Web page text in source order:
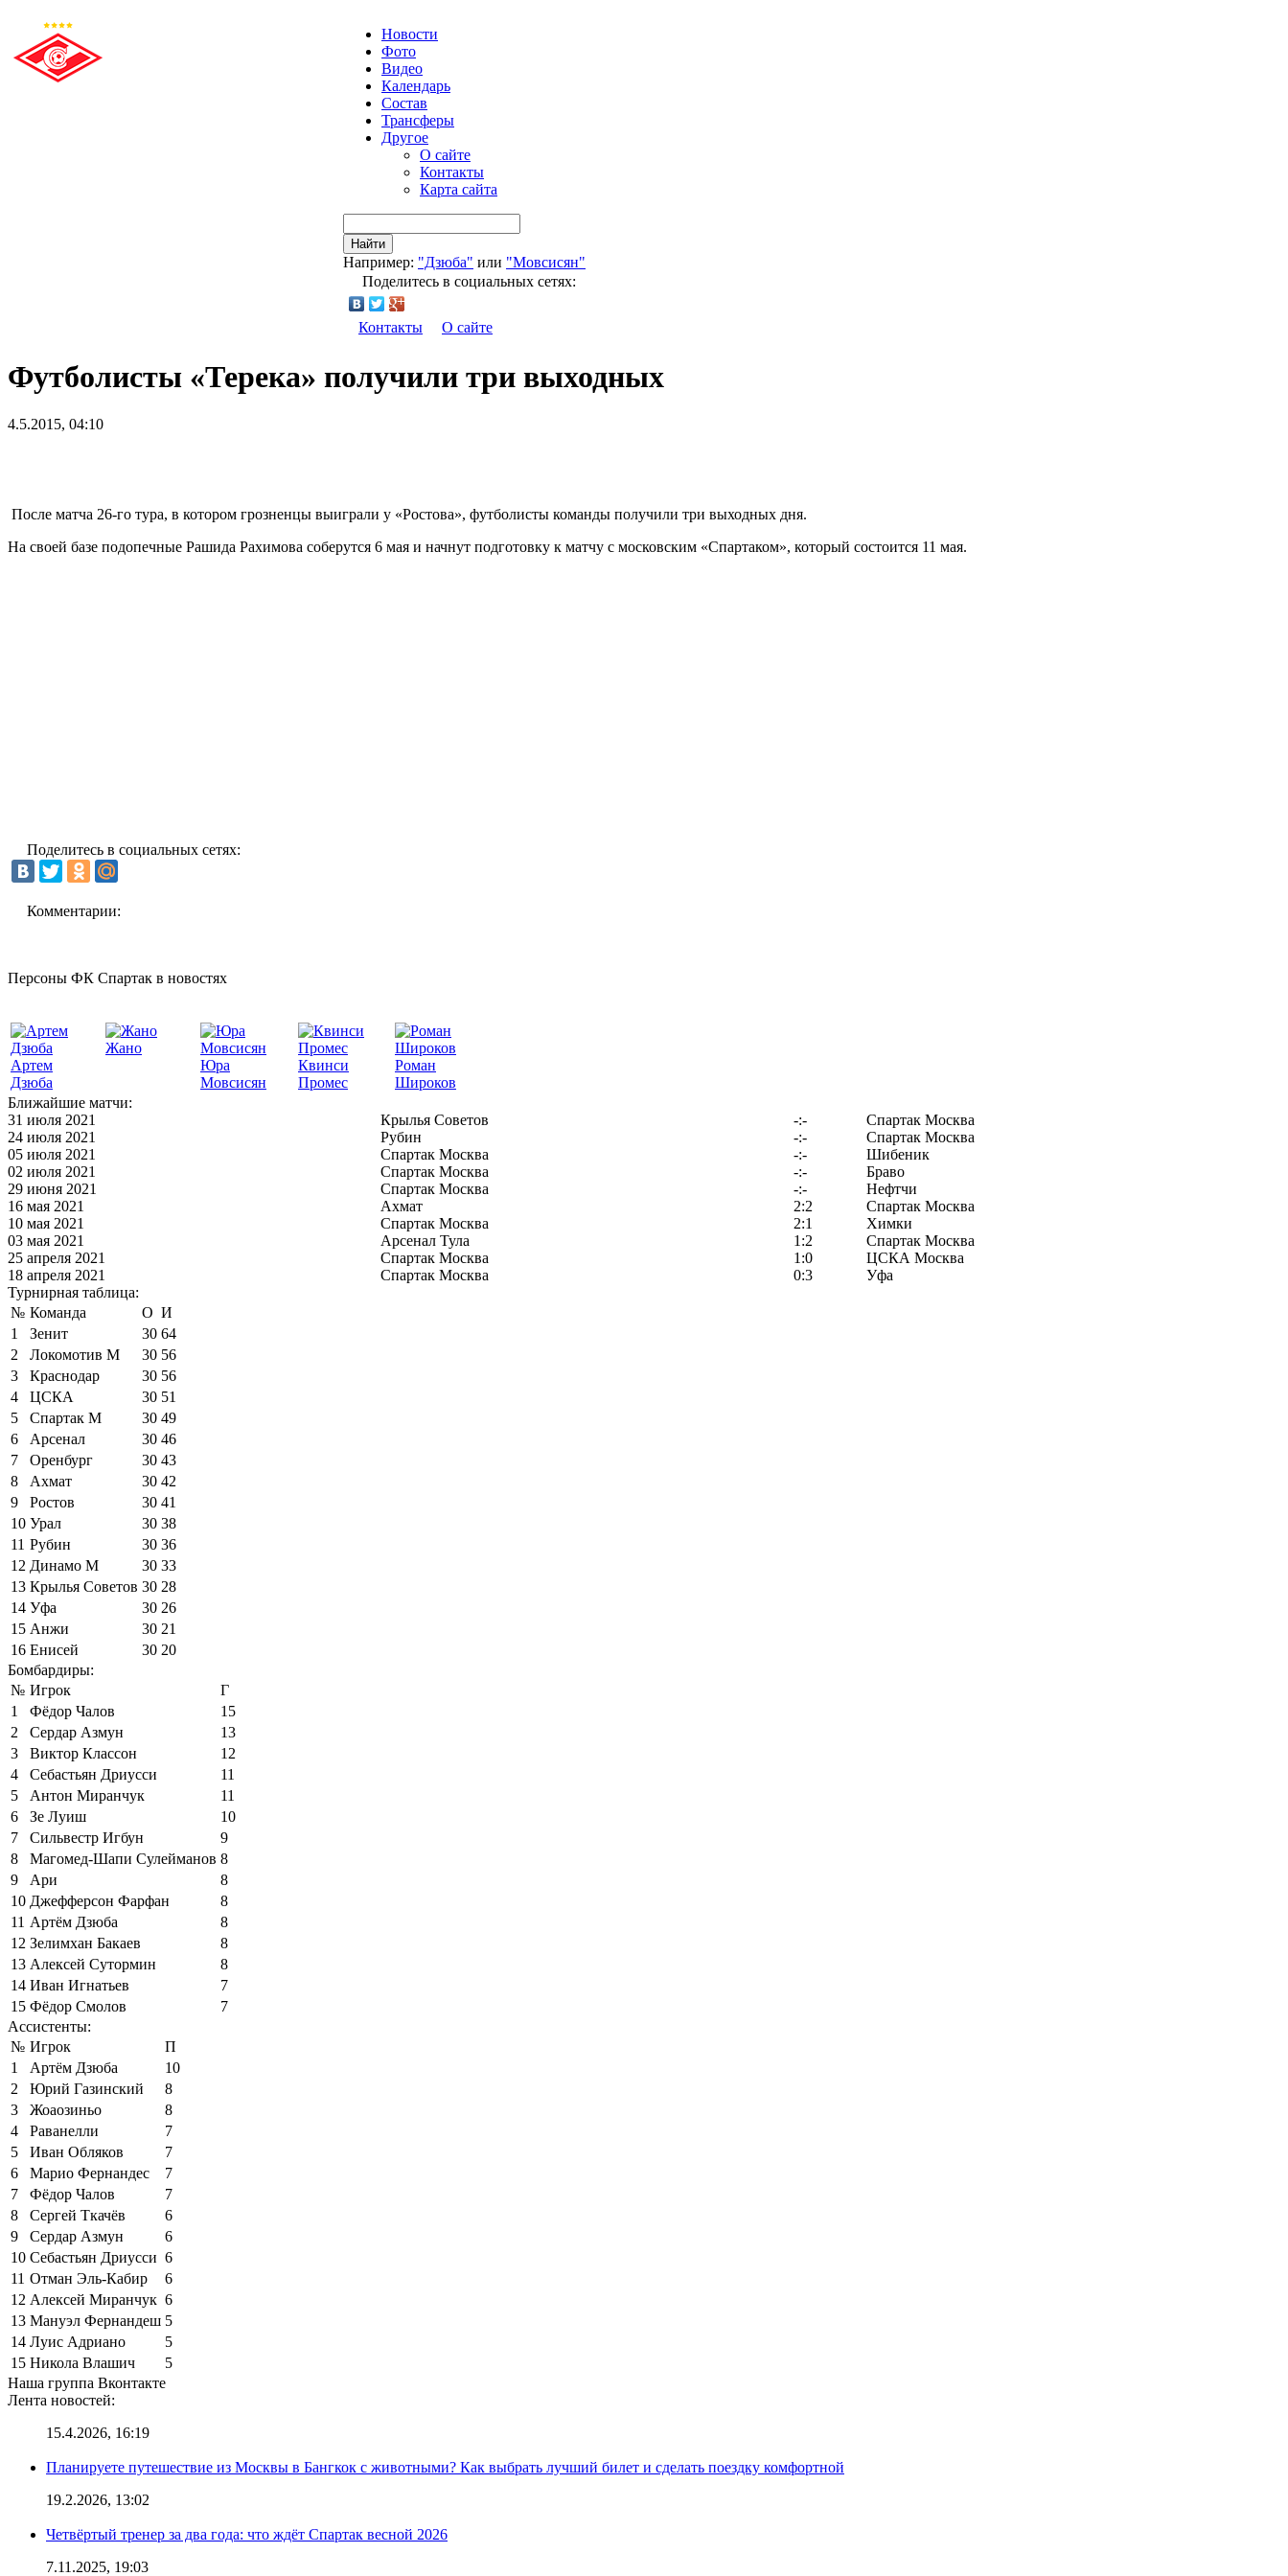
Новости
Фото
Видео
Календарь
Состав
Трансферы
Другое
О сайте
Контакты
Карта сайта
Найти
Например: "Дзюба" или "Мовсисян"
Поделитесь в социальных сетях:
Контакты О сайте
Футболисты «Терека» получили три выходных
4.5.2015, 04:10
После матча 26-го тура, в котором грозненцы выиграли у «Ростова», футболисты команды получили три выходных дня.
На своей базе подопечные Рашида Рахимова соберутся 6 мая и начнут подготовку к матчу с московским «Спартаком», который состоится 11 мая.
Поделитесь в социальных сетях:
Комментарии:
Персоны ФК Спартак в новостях
Артем
Дзюба
Жано
Юра
Мовсисян
Квинси
Промес
Роман
Широков
Ближайшие матчи:
31 июля 2021
Крылья Советов -:-
Спартак Москва
24 июля 2021
Рубин -:-
Спартак Москва
05 июля 2021
Спартак Москва -:-
Шибеник
02 июля 2021
Спартак Москва -:-
Браво
29 июня 2021
Спартак Москва -:-
Нефтчи
16 мая 2021
Ахмат 2:2
Спартак Москва
10 мая 2021
Спартак Москва 2:1
Химки
03 мая 2021
Арсенал Тула 1:2
Спартак Москва
25 апреля 2021
Спартак Москва 1:0
ЦСКА Москва
18 апреля 2021
Спартак Москва 0:3
Уфа
Турнирная таблица:
№ Команда О И
1
Зенит 30 64
2
Локомотив М 30 56
3
Краснодар 30 56
4
ЦСКА 30 51
5
Спартак М 30 49
6
Арсенал 30 46
7
Оренбург 30 43
8
Ахмат 30 42
9
Ростов 30 41
10 Урал 30 38
11 Рубин 30 36
12 Динамо М 30 33
13 Крылья Советов 30 28
14 Уфа 30 26
15 Анжи 30 21
16 Енисей 30 20
Бомбардиры:
№ Игрок
Г
1
Фёдор Чалов
15
2
Сердар Азмун
13
3
Виктор Классон
12
4
Себастьян Дриусси
11
5
Антон Миранчук
11
6
Зе Луиш
10
7
Сильвестр Игбун
9
8
Магомед-Шапи Сулейманов 8
9
Ари
8
10 Джефферсон Фарфан
8
11 Артём Дзюба
8
12 Зелимхан Бакаев
8
13 Алексей Сутормин
8
14 Иван Игнатьев
7
15 Фёдор Смолов
7
Ассистенты:
№ Игрок
П
1
Артём Дзюба
10
2
Юрий Газинский
8
3
Жоаозиньо
8
4
Раванелли
7
5
Иван Обляков
7
6
Марио Фернандес
7
7
Фёдор Чалов
7
8
Сергей Ткачёв
6
9
Сердар Азмун
6
10 Себастьян Дриусси 6
11 Отман Эль-Кабир
6
12 Алексей Миранчук 6
13 Мануэл Фернандеш 5
14 Луис Адриано
5
15 Никола Влашич
5
Наша группа Вконтакте
Лента новостей:
15.4.2026, 16:19
Планируете путешествие из Москвы в Бангкок с животными? Как выбрать лучший билет и сделать поездку комфортной
19.2.2026, 13:02
Четвёртый тренер за два года: что ждёт Спартак весной 2026
7.11.2025, 19:03